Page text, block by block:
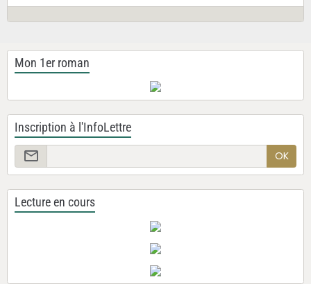
Mon 1er roman
Inscription à l'InfoLettre
OK
Lecture en cours